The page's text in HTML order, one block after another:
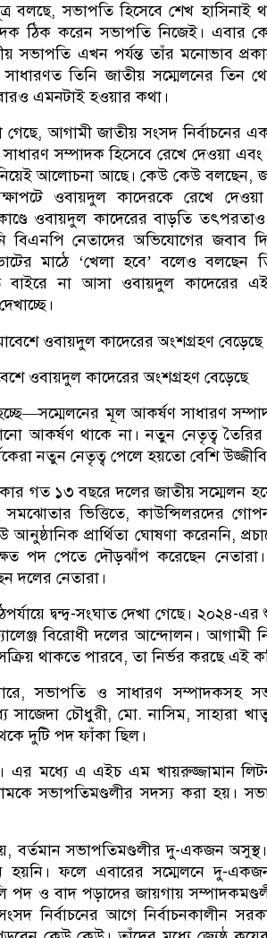
বলছে, সভাপতি হিসেবে শেখ হাসিনাই
ঠিক করেন সভাপতি নিজেই। এবার
সভাপতি এখন পর্যন্ত তাঁর মনোভাব
সাধারণত তিনি জাতীয় সম্মেলনের তিন
এমনটাই হওয়ার কথা।
গেছে, আগামী জাতীয় সংসদ নির্বাচনের
সম্পাদক হিসেবে রেখে দেওয়া
আলোচনা আছে। কেউ কেউ বলছেন,
ওবায়দুল কাদেরকে রেখে
ওবায়দুল কাদেরের বাড়তি তৎপরতাও
বিএনপি নেতাদের অভিযোগের জবাব
মাঠে ‘খেলা হবে’ বলেও বলছেন
বাইরে না আসা ওবায়দুল কাদেরের
ওবায়দুল কাদেরের অংশগ্রহণ বেড়েছে
মূল আকর্ষণ সাধারণ
আকর্ষণ থাকে না। নতুন নেতৃত্ব তৈরির
নতুন নেতৃত্ব পেলে হয়তো বেশি
গত ১৩ বছরে দলের জাতীয় সম্মেলন
সমঝোতার ভিত্তিতে, কাউন্সিলরদের
প্রার্থিতা ঘোষণা করেননি,
পদ পেতে দৌড়ঝাঁপ করেছেন
দলের নেতারা।
দ্বন্দ্ব-সংঘাত দেখা গেছে। ২০২৪-
বিরোধী দলের আন্দোলন। আগামী
থাকতে পারবে, তা নির্ভর করছে এই
সভাপতি ও সাধারণ সম্পাদকসহ
সাজেদা চৌধুরী, মো. নাসিম, সাহারা
দুটি পদ ফাঁকা ছিল।
এর মধ্যে এ এইচ এম খায়রুজ্জামান
সভাপতিমণ্ডলীর সদস্য করা হয়।
বর্তমান সভাপতিমণ্ডলীর দু-একজন
হয়নি। ফলে এবারের সম্মেলনে দু-
পদ ও বাদ পড়াদের জায়গায়
নির্বাচনের আগে নির্বাচনকালীন